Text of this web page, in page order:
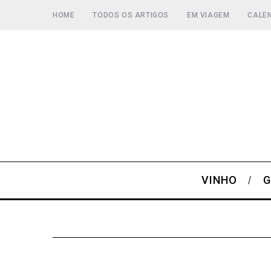
HOME TODOS OS ARTIGOS EM VIAGEM
VINHO